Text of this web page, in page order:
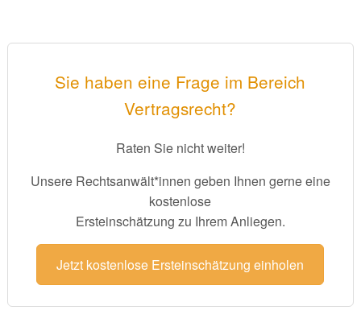
Sie haben eine Frage im Bereich
Vertragsrecht?
Raten Sie nicht weiter!
Unsere Rechtsanwält*innen geben Ihnen gerne eine
kostenlose
Ersteinschätzung zu Ihrem Anliegen.
Jetzt kostenlose Ersteinschätzung einholen